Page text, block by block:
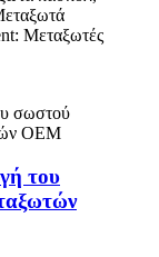
Μεταξωτές
του